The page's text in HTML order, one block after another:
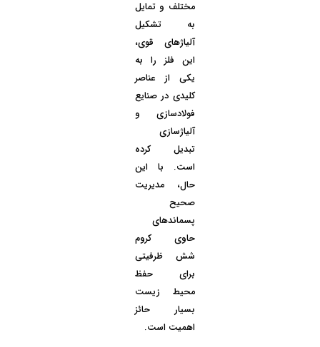
مختلف و تمایل
به تشکیل
آلیاژهای قوی،
این فلز را به
یکی از عناصر
کلیدی در صنایع
فولادسازی و
آلیاژسازی
تبدیل کرده
است. با این
حال، مدیریت
صحیح
پسماندهای
حاوی کروم
شش ظرفیتی
برای حفظ
محیط زیست
بسیار حائز
اهمیت است.